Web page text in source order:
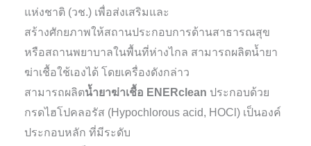
แห่งชาติ (วช.) เพื่อส่งเสริมและ
สร้างศักยภาพให้สถานประกอบการด้านสาธารณสุข
หรือสถานพยาบาลในพื้นที่ห่างไกล สามารถผลิตน้ำยา
ฆ่าเชื้อใช้เองได้ โดยเครื่องดังกล่าว
สามารถผลิตน้ำยาฆ่าเชื้อ ENERclean ประกอบด้วย
กรดไฮโปคลอรัส (Hypochlorous acid, HOCl) เป็นองค์
ประกอบหลัก ที่มีระดับ